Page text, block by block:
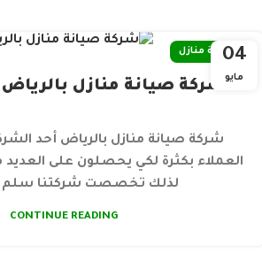
04
مايو
صيانة منازل
شركة صيانة منازل بالرياض 0543157907
شركة صيانة منازل بالرياض أحد
العملاء بكثرة لكي يحصلون على العديد
لذلك تخصصت شركتنا سلم
CONTINUE READING